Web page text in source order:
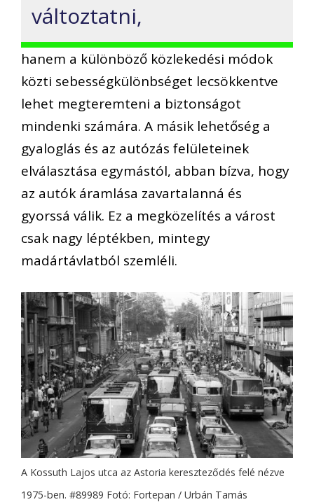
változtatni,
hanem a különböző közlekedési módok
közti sebességkülönbséget lecsökkentve
lehet megteremteni a biztonságot
mindenki számára. A másik lehetőség a
gyaloglás és az autózás felületeinek
elválasztása egymástól, abban bízva, hogy
az autók áramlása zavartalanná és
gyorssá válik. Ez a megközelítés a várost
csak nagy léptékben, mintegy
madártávlatból szemléli.
A Kossuth Lajos utca az Astoria kereszteződés felé nézve
1975-ben. #89989 Fotó: Fortepan / Urbán Tamás